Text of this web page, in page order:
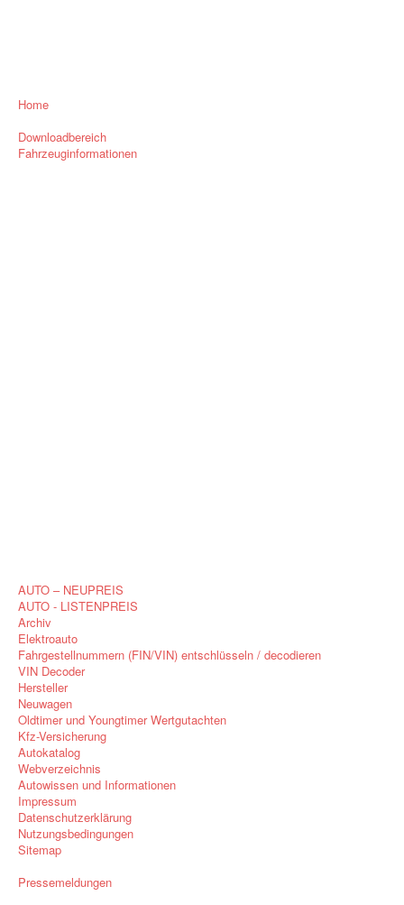
Home
Downloadbereich
Fahrzeuginformationen
AUTO – NEUPREIS
AUTO - LISTENPREIS
Archiv
Elektroauto
Fahrgestellnummern (FIN/VIN) entschlüsseln / decodieren
VIN Decoder
Hersteller
Neuwagen
Oldtimer und Youngtimer Wertgutachten
Kfz-Versicherung
Autokatalog
Webverzeichnis
Autowissen und Informationen
Impressum
Datenschutzerklärung
Nutzungsbedingungen
Sitemap
Pressemeldungen